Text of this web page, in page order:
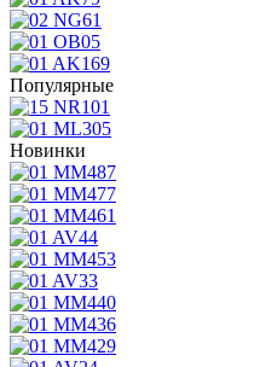
Популярные
Новинки